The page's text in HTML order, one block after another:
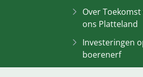
Over
ons Platteland
Investeringen
boerenerf